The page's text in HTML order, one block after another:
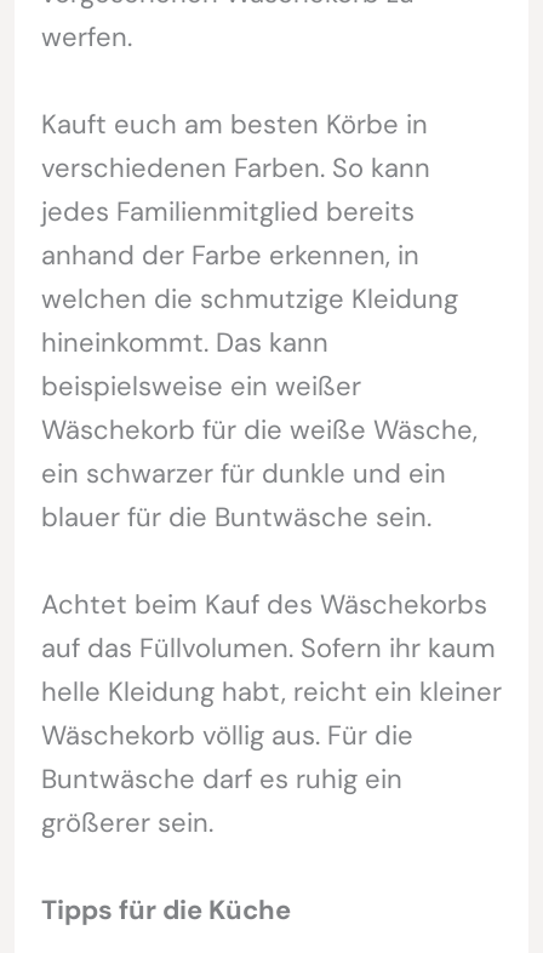
werfen.
Kauft euch am besten Körbe in
verschiedenen Farben. So kann
jedes Familienmitglied bereits
anhand der Farbe erkennen, in
welchen die schmutzige Kleidung
hineinkommt. Das kann
beispielsweise ein weißer
Wäschekorb für die weiße Wäsche,
ein schwarzer für dunkle und ein
blauer für die Buntwäsche sein.
Achtet beim Kauf des Wäschekorbs
auf das Füllvolumen. Sofern ihr kaum
helle Kleidung habt, reicht ein kleiner
Wäschekorb völlig aus. Für die
Buntwäsche darf es ruhig ein
größerer sein.
Tipps für die Küche